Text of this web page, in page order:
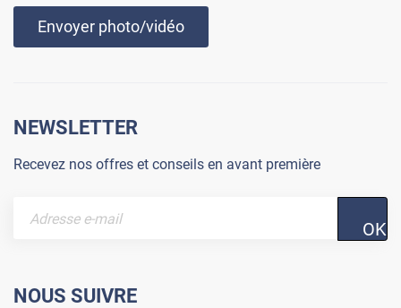
Envoyer photo/vidéo
NEWSLETTER
Recevez nos offres et conseils en avant première
OK
NOUS SUIVRE